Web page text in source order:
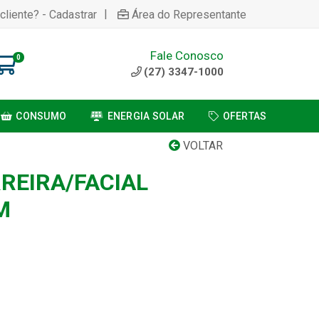
- Cadastrar | Área do Representante
0 Fale Conosco
(27) 3347-1000
CONSUMO ENERGIA SOLAR OFERTAS
VOLTAR
FACIAL